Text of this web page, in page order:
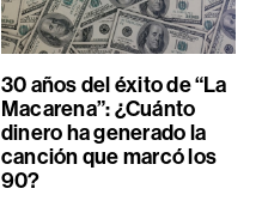
30 años del éxito de “La
Macarena”: ¿Cuánto
dinero ha generado la
canción que marcó los
90?